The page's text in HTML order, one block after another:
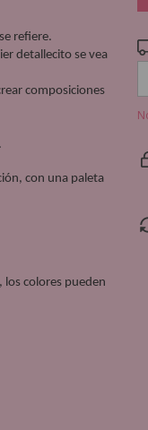
refiere.
detallecito se vea
composiciones
con una paleta
los colores pueden